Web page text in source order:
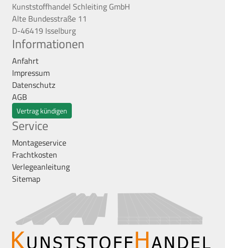
Kunststoffhandel Schleiting GmbH
Alte Bundesstraße 11
D-46419 Isselburg
Informationen
Anfahrt
Impressum
Datenschutz
AGB
Vertrag kündigen
Service
Montageservice
Frachtkosten
Verlegeanleitung
Sitemap